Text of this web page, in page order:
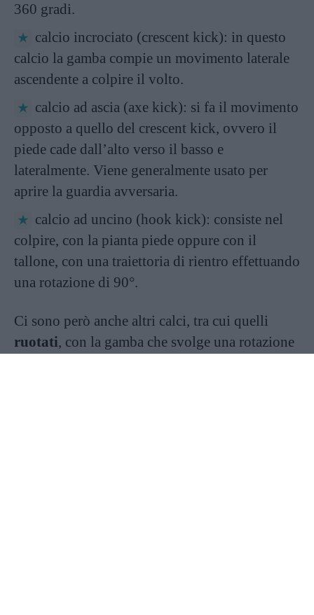
360 gradi.
calcio incrociato (crescent kick): in questo
calcio la gamba compie un movimento laterale
ascendente a colpire il volto.
calcio ad ascia (axe kick): si fa il movimento
opposto a quello del crescent kick, ovvero il
piede cade dall’alto verso il basso e
lateralmente. Viene generalmente usato per
aprire la guardia avversaria.
calcio ad uncino (hook kick): consiste nel
colpire, con la pianta piede oppure con il
tallone, con una traiettoria di rientro effettuando
una rotazione di 90°.
Ci sono però anche altri calci, tra cui quelli
ruotati, con la gamba che svolge una rotazione